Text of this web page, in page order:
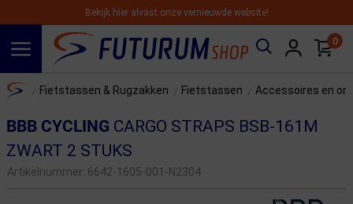
Bekijk hier alvast onze vernieuwde website!
0
Home Fietstassen & Rugzakken Fietstassen Accessoires en
BBB CYCLING CARGO STRAPS BSB-161M
ZWART 2 STUKS
Artikelnummer: 6642-1605-001-N2304